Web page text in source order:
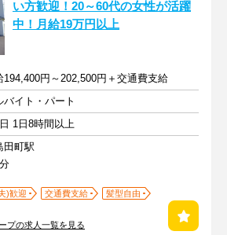
い方歓迎！20～60代の女性が活躍
中！月給19万円以上
194,400円～202,500円＋交通費支給
バイト・パート
1日8時間以上
田町駅
)歓迎 交通費支給
髪型自由
プの求人一覧を見る